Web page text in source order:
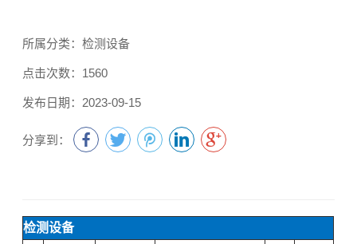
所属分类：检测设备
点击次数：1560
发布日期：2023-09-15
分享到：
检测设备